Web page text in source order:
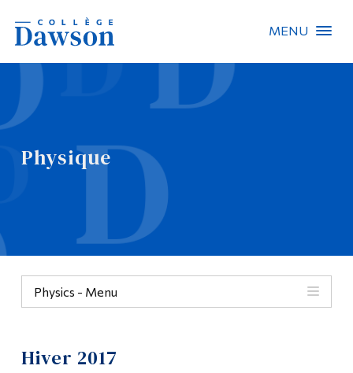
MENU
Physique
Physics - Menu
Hiver 2017
Recherche sur le site
Recherche de personnes
Omnivox